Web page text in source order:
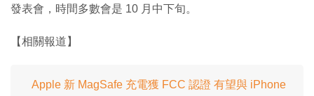
發表會，時間多數會是 10 月中下旬。
【相關報道】
Apple 新 MagSafe 充電獲 FCC 認證 有望與 iPhone